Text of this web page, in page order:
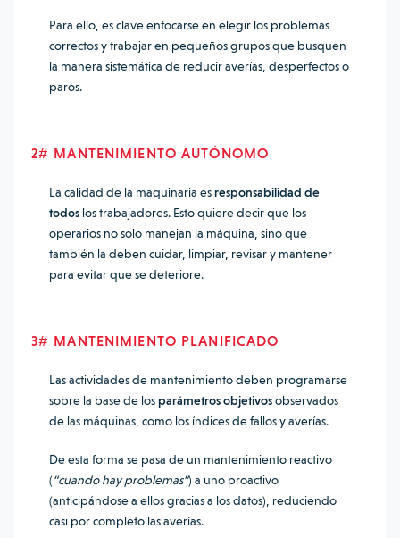
Para ello, es clave enfocarse en elegir los problemas
correctos y trabajar en pequeños grupos que busquen
la manera sistemática de reducir averías, desperfectos o
paros.
2# MANTENIMIENTO AUTÓNOMO
La calidad de la maquinaria esresponsabilidad de
todos los trabajadores. Esto quiere decir que los
operarios no solo manejan la máquina, sino que
también la deben cuidar, limpiar, revisar y mantener
para evitar que se deteriore.
3# MANTENIMIENTO PLANIFICADO
Las actividades de mantenimiento deben programarse
sobre la base de losparámetros objetivosobservados
de las máquinas, como los índices de fallos y averías.
De esta forma se pasa de un mantenimiento reactivo
(“cuando hay problemas”) a uno proactivo
(anticipándose a ellos gracias a los datos), reduciendo
casi por completo las averías.